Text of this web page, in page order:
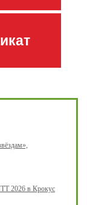
2026 в Крокус